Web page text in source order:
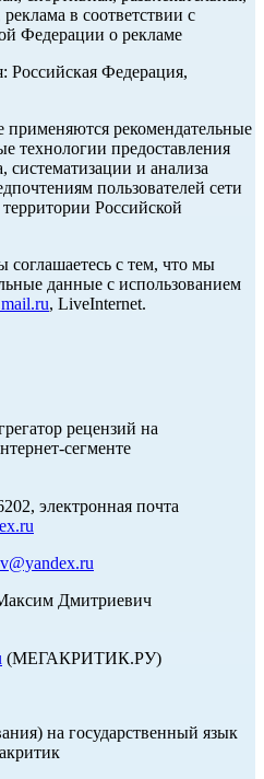
в соответствии с
Федерации о рекламе
Российская Федерация,
рекомендательные
технологии предоставления
и анализа
пользователей сети
Российской
соглашаетесь с тем, что мы
данные с использованием
, LiveInternet.
рецензий на
сегменте
электронная почта
Дмитриевич
(МЕГАКРИТИК.РУ)
на государственный язык